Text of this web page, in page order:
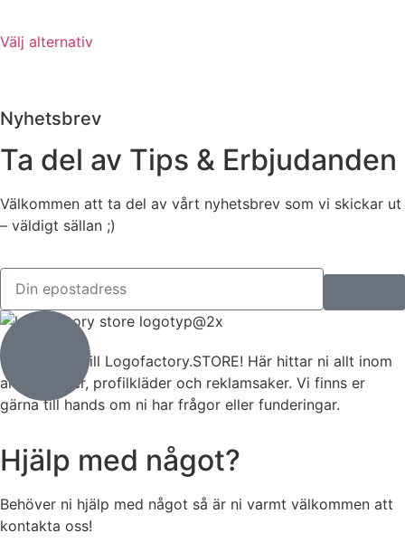
Välj alternativ
Nyhetsbrev
Ta del av Tips & Erbjudanden
Välkommen att ta del av vårt nyhetsbrev som vi skickar ut
– väldigt sällan ;)
Välkommen till Logofactory.STORE! Här hittar ni allt inom
arbetskläder, profilkläder och reklamsaker. Vi finns er
gärna till hands om ni har frågor eller funderingar.
Hjälp med något?
Behöver ni hjälp med något så är ni varmt välkommen att
kontakta oss!